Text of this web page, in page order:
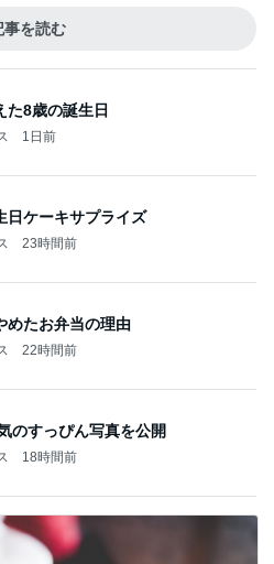
事を読む
た8歳の誕生日
1日前
日ケーキサプライズ
23時間前
めたお弁当の理由
22時間前
のすっぴん写真を公開
18時間前